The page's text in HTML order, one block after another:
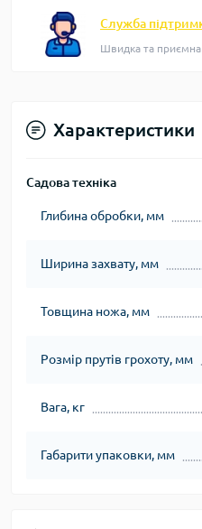
Служба
Швидка та
Характеристики
Садова техніка
Глибина обробки, мм
Ширина захвату, мм
Товщина ножа, мм
Розмір прутів грохоту, мм
Вага, кг
Габарити упаковки, мм